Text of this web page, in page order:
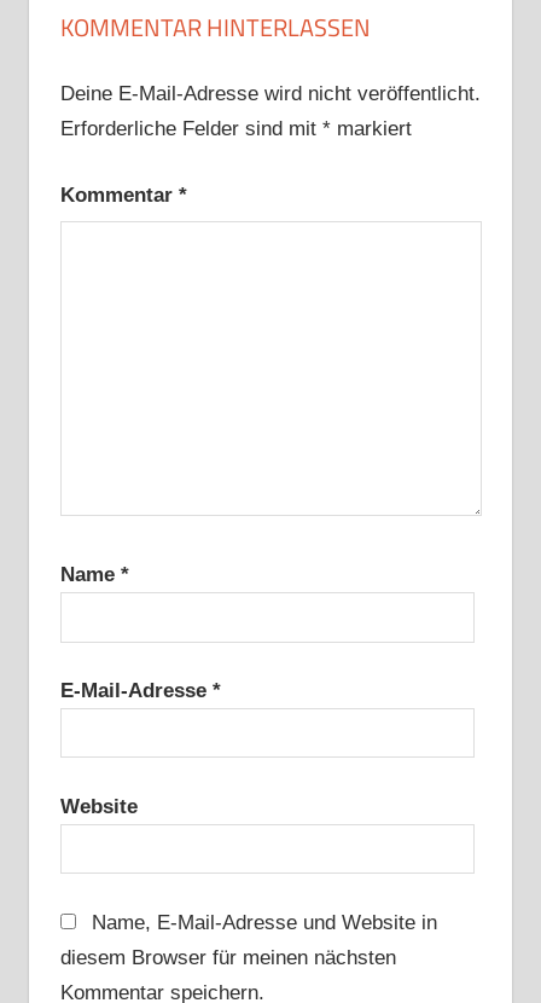
KOMMENTAR HINTERLASSEN
Deine E-Mail-Adresse wird nicht veröffentlicht.
Erforderliche Felder sind mit *markiert
Kommentar *
Name *
E-Mail-Adresse *
Website
Name, E-Mail-Adresse und Website in
diesem Browser für meinen nächsten
Kommentar speichern.